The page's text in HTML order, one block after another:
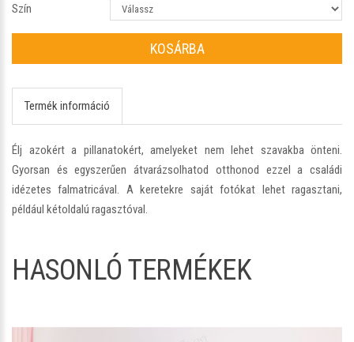
Szín
KOSÁRBA
Termék információ
Élj azokért a pillanatokért, amelyeket nem lehet szavakba önteni.
Gyorsan és egyszerűen átvarázsolhatod otthonod ezzel a családi
idézetes falmatricával. A keretekre saját fotókat lehet ragasztani,
például kétoldalú ragasztóval.
HASONLÓ TERMÉKEK